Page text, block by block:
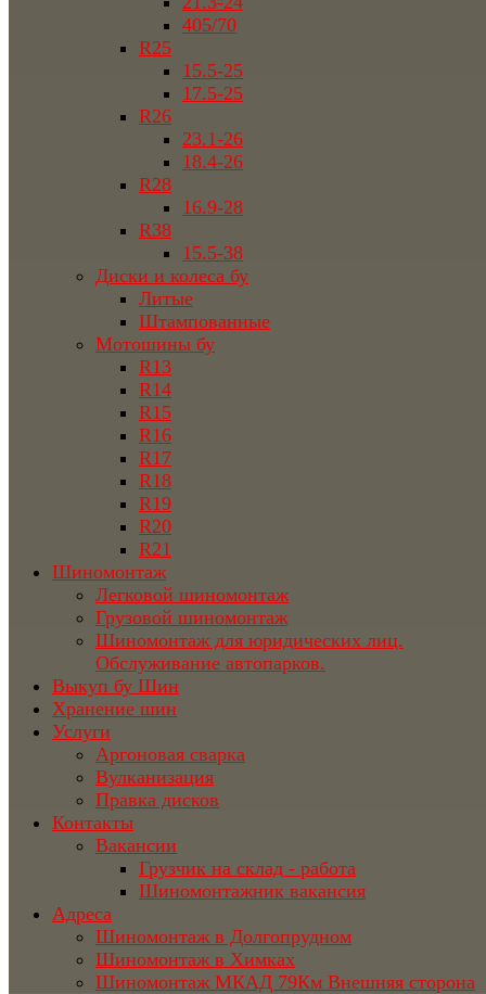
405/70
R25
15.5-25
17.5-25
R26
23.1-26
18.4-26
R28
16.9-28
R38
15.5-38
Диски и колеса бу
Литые
Штампованные
Мотошины бу
R13
R14
R15
R16
R17
R18
R19
R20
R21
Шиномонтаж
Легковой шиномонтаж
Грузовой шиномонтаж
Шиномонтаж для юридических лиц.
Обслуживание автопарков.
Выкуп бу Шин
Хранение шин
Услуги
Аргоновая сварка
Вулканизация
Правка дисков
Контакты
Вакансии
Грузчик на склад - работа
Шиномонтажник вакансия
Адреса
Шиномонтаж в Долгопрудном
Шиномонтаж в Химках
Шиномонтаж МКАД 79Км Внешняя сторона